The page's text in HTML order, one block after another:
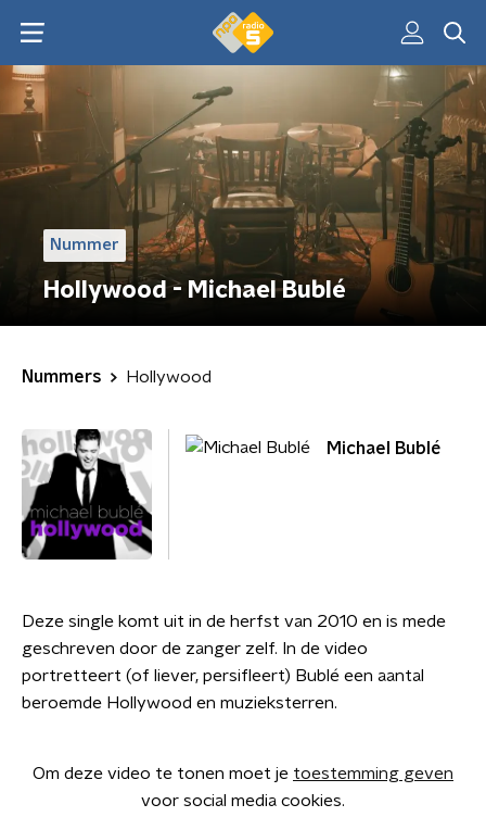
Nummer
Hollywood - Michael Bublé
Nummers Hollywood
Michael Bublé
Deze single komt uit in de herfst van 2010 en is mede
geschreven door de zanger zelf. In de video
portretteert (of liever, persifleert) Bublé een aantal
beroemde Hollywood en muzieksterren.
Om deze video te tonen moet je toestemming geven
voor social media cookies.